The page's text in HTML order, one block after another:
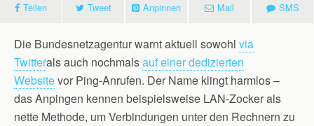
Teilen Tweet Anpinnen Mail SMS
Die Bundesnetzagentur warnt aktuell sowohl via
Twitterals auch nochmalsauf einer dedizierten
Websitevor Ping-Anrufen. Der Name klingt harmlos –
das Anpingen kennen beispielsweise LAN-Zocker als
nette Methode, um Verbindungen unter den Rechnern zu